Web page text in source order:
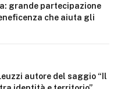
grande partecipazione
che aiuta gli
autore del saggio “Il